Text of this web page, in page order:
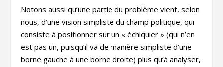
Notons aussi qu’une partie du problème vient, selon
nous, d’une vision simpliste du champ politique, qui
consiste à positionner sur un « échiquier » (qui n’en
est pas un, puisqu’il va de manière simpliste d’une
borne gauche à une borne droite) plus qu’à analyser,